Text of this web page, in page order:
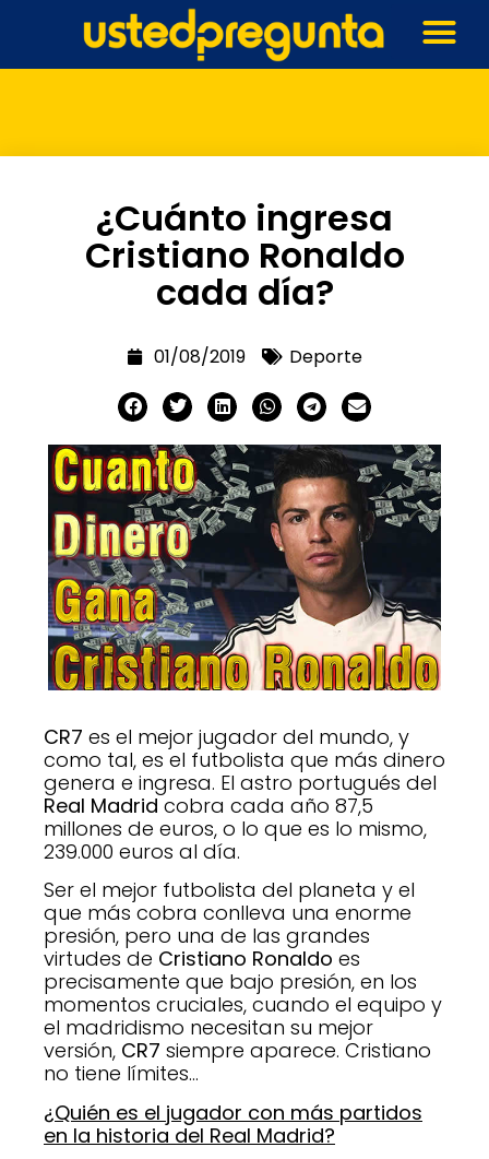
¿Cuánto ingresa
Cristiano Ronaldo
cada día?
01/08/2019 Deporte
CR7 es el mejor jugador del mundo, y
como tal, es el futbolista que más dinero
genera e ingresa. El astro portugués del
Real Madrid cobra cada año 87,5
millones de euros, o lo que es lo mismo,
239.000 euros al día.
Ser el mejor futbolista del planeta y el
que más cobra conlleva una enorme
presión, pero una de las grandes
virtudes de Cristiano Ronaldo es
precisamente que bajo presión, en los
momentos cruciales, cuando el equipo y
el madridismo necesitan su mejor
versión, CR7 siempre aparece. Cristiano
no tiene límites…
¿Quién es el jugador con más partidos
en la historia del Real Madrid?